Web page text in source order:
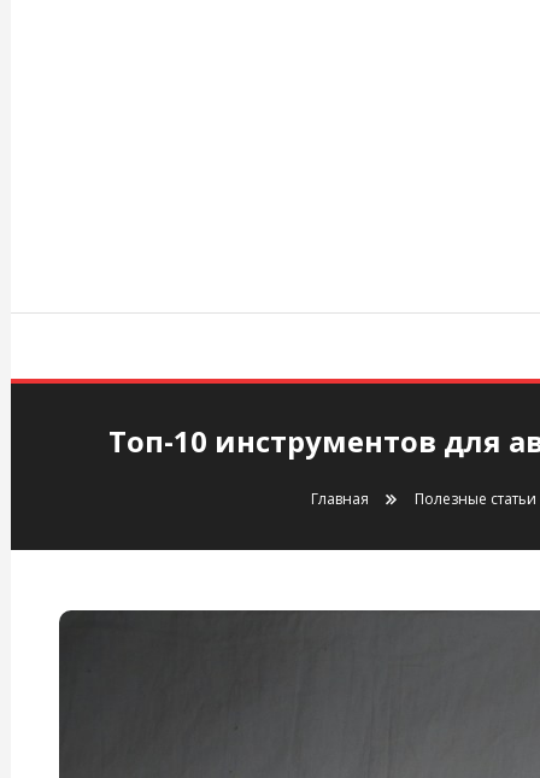
Топ-10 инструментов для
Главная Полезные статьи